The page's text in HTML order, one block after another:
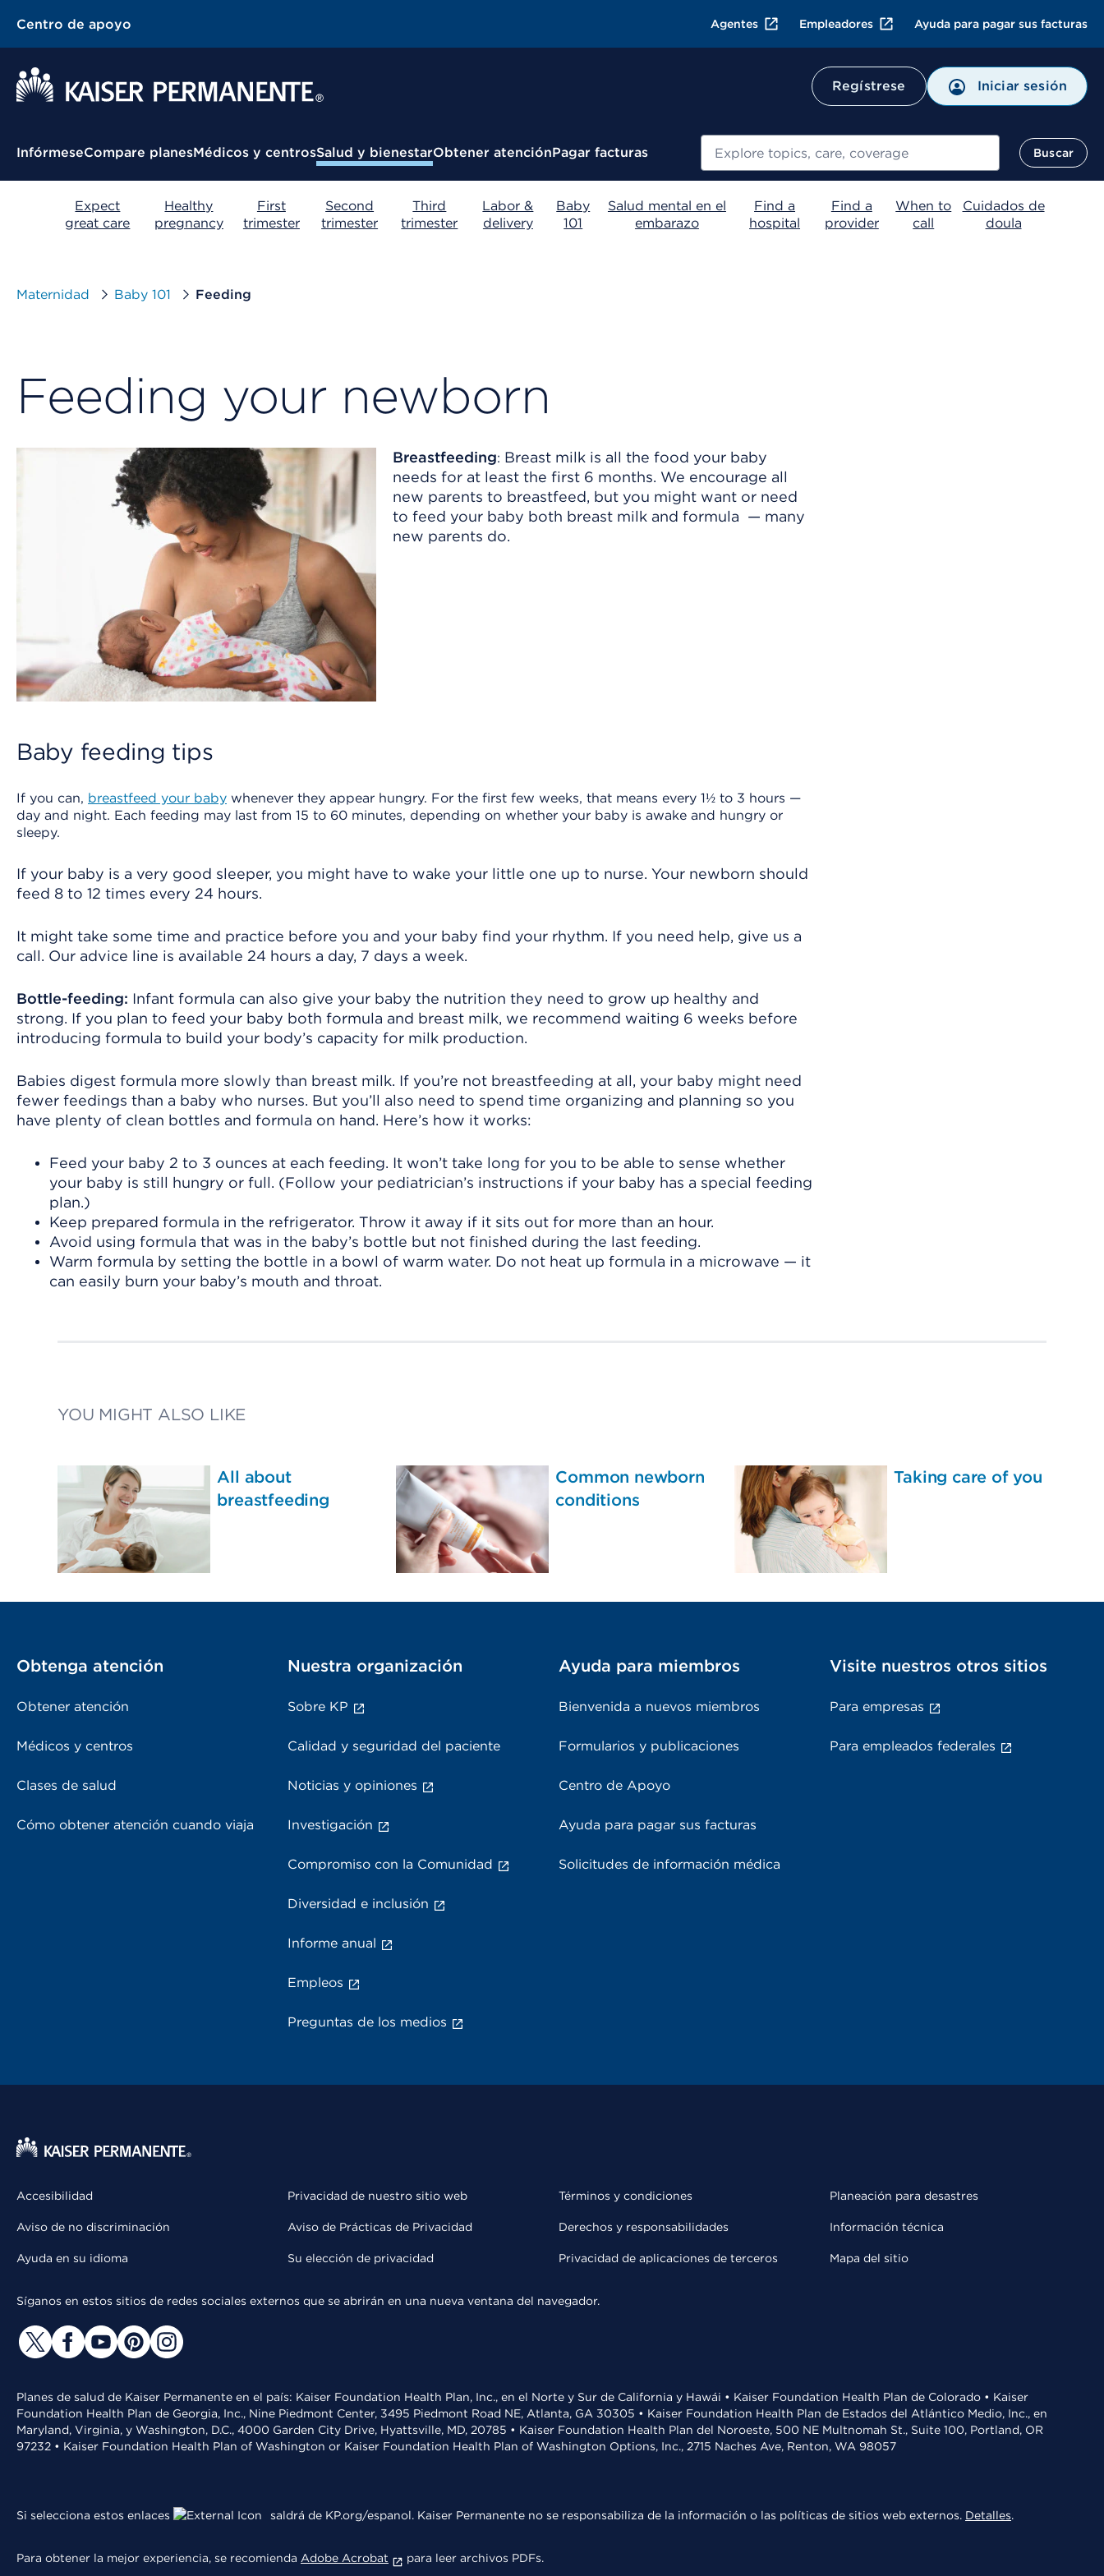
Centro de apoyo Agentes Empleadores Ayuda para pagar sus facturas
Regístrese Iniciar sesión
Menú contextual
InfórmeseCompare planesMédicos y centrosSalud y bienestarObtener atenciónPagar facturas Buscar
Expect
great care
Healthy
pregnancy
First
trimester
Second
trimester
Third
trimester
Labor &
delivery
Baby
101
Salud mental en el
embarazo
Find a
hospital
Find a
provider
When to
call
Cuidados de
doula
Maternidad Baby 101 Feeding
Feeding your newborn
Breastfeeding: Breast milk is all the food your baby
needs for at least the first 6 months. We encourage all
new parents to breastfeed, but you might want or need
to feed your baby both breast milk and formula — many
new parents do.
Baby feeding tips
If you can, breastfeed your baby whenever they appear hungry. For the first few weeks, that means every 1½ to 3 hours —
day and night. Each feeding may last from 15 to 60 minutes, depending on whether your baby is awake and hungry or
sleepy.
If your baby is a very good sleeper, you might have to wake your little one up to nurse. Your newborn should
feed 8 to 12 times every 24 hours.
It might take some time and practice before you and your baby find your rhythm. If you need help, give us a
call. Our advice line is available 24 hours a day, 7 days a week.
Bottle-feeding: Infant formula can also give your baby the nutrition they need to grow up healthy and
strong. If you plan to feed your baby both formula and breast milk, we recommend waiting 6 weeks before
introducing formula to build your body’s capacity for milk production.
Babies digest formula more slowly than breast milk. If you’re not breastfeeding at all, your baby might need
fewer feedings than a baby who nurses. But you’ll also need to spend time organizing and planning so you
have plenty of clean bottles and formula on hand. Here’s how it works:
Feed your baby 2 to 3 ounces at each feeding. It won’t take long for you to be able to sense whether
your baby is still hungry or full. (Follow your pediatrician’s instructions if your baby has a special feeding
plan.)
Keep prepared formula in the refrigerator. Throw it away if it sits out for more than an hour.
Avoid using formula that was in the baby’s bottle but not finished during the last feeding.
Warm formula by setting the bottle in a bowl of warm water. Do not heat up formula in a microwave — it
can easily burn your baby’s mouth and throat.
YOU MIGHT ALSO LIKE
All about
breastfeeding
Common newborn
conditions
Taking care of you
Obtenga atención
Obtener atención
Médicos y centros
Clases de salud
Cómo obtener atención cuando viaja
Nuestra organización
Sobre KP
Calidad y seguridad del paciente
Noticias y opiniones
Investigación
Compromiso con la Comunidad
Diversidad e inclusión
Informe anual
Empleos
Preguntas de los medios
Ayuda para miembros
Bienvenida a nuevos miembros
Formularios y publicaciones
Centro de Apoyo
Ayuda para pagar sus facturas
Solicitudes de información médica
Visite nuestros otros sitios
Para empresas
Para empleados federales
Accesibilidad
Aviso de no discriminación
Ayuda en su idioma
Privacidad de nuestro sitio web
Aviso de Prácticas de Privacidad
Su elección de privacidad
Términos y condiciones
Derechos y responsabilidades
Privacidad de aplicaciones de terceros
Planeación para desastres
Información técnica
Mapa del sitio
Síganos en estos sitios de redes sociales externos que se abrirán en una nueva ventana del navegador.
Planes de salud de Kaiser Permanente en el país: Kaiser Foundation Health Plan, Inc., en el Norte y Sur de California y Hawái • Kaiser Foundation Health Plan de Colorado • Kaiser
Foundation Health Plan de Georgia, Inc., Nine Piedmont Center, 3495 Piedmont Road NE, Atlanta, GA 30305 • Kaiser Foundation Health Plan de Estados del Atlántico Medio, Inc., en
Maryland, Virginia, y Washington, D.C., 4000 Garden City Drive, Hyattsville, MD, 20785 • Kaiser Foundation Health Plan del Noroeste, 500 NE Multnomah St., Suite 100, Portland, OR
97232 • Kaiser Foundation Health Plan of Washington or Kaiser Foundation Health Plan of Washington Options, Inc., 2715 Naches Ave, Renton, WA 98057
Si selecciona estos enlaces saldrá de KP.org/espanol. Kaiser Permanente no se responsabiliza de la información o las políticas de sitios web externos. Detalles.
Para obtener la mejor experiencia, se recomienda Adobe Acrobat para leer archivos PDFs.